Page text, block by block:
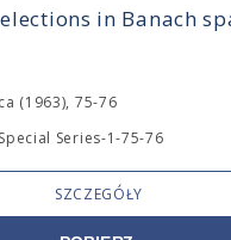
in Banach
(1963), 75-76
Series-1-75-76
SZCZEGÓŁY